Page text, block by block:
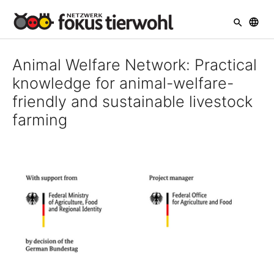
Animal Welfare Network: Practical
knowledge for animal-welfare-
friendly and sustainable livestock
farming